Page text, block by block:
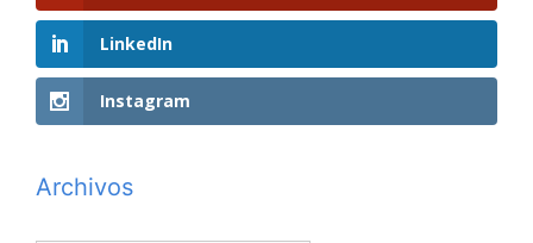
LinkedIn
Instagram
Archivos